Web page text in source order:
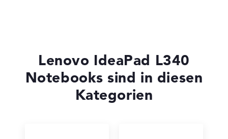
Lenovo IdeaPad L340
Notebooks sind in diesen
Kategorien